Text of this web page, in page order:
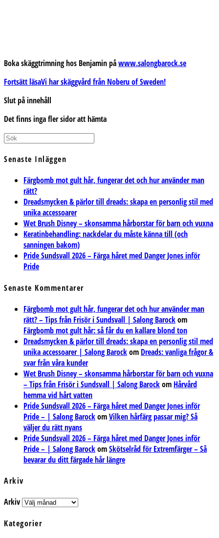
Boka skäggtrimning hos Benjamin påwww.salongbarock.se
Fortsätt läsaVi har skäggvård från Noberu of Sweden!
Slut på innehåll
Det finns inga fler sidor att hämta
Senaste Inläggen
Färgbomb mot gult hår, fungerar det och hur använder man
rätt?
Dreadsmycken & pärlor till dreads: skapa en personlig stil med
unika accessoarer
Wet Brush Disney – skonsamma hårborstar för barn och vuxna
Keratinbehandling: nackdelar du måste känna till (och
sanningen bakom)
Pride Sundsvall 2026 – Färga håret med Danger Jones inför
Pride
Senaste Kommentarer
Färgbomb mot gult hår, fungerar det och hur använder man
rätt? – Tips från Frisör i Sundsvall | Salong Barockom
Färgbomb mot gult hår: så får du en kallare blond ton
Dreadsmycken & pärlor till dreads: skapa en personlig stil med
unika accessoarer | Salong Barockom Dreads: vanliga frågor &
svar från våra kunder
Wet Brush Disney – skonsamma hårborstar för barn och vuxna
– Tips från Frisör i Sundsvall | Salong Barockom Hårvård
hemma vid hårt vatten
Pride Sundsvall 2026 – Färga håret med Danger Jones inför
Pride – | Salong BarockomVilken hårfärg passar mig? Så
väljer du rätt nyans
Pride Sundsvall 2026 – Färga håret med Danger Jones inför
Pride – | Salong BarockomSkötselråd för Extremfärger – Så
bevarar du ditt färgade hår längre
Arkiv
Arkiv
Kategorier